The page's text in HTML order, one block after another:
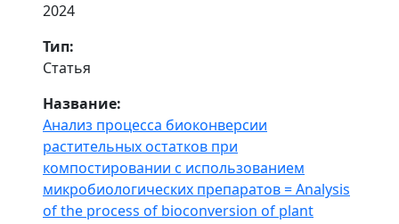
2024
Тип:
Статья
Название:
Анализ процесса биоконверсии
растительных остатков при
компостировании с использованием
микробиологических препаратов = Analysis
of the process of bioconversion of plant